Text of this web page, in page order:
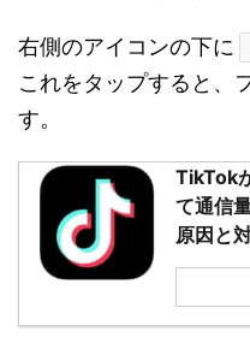
右側のアイコンの下に
これをタップすると、
す。
TikTok
て通信
原因と